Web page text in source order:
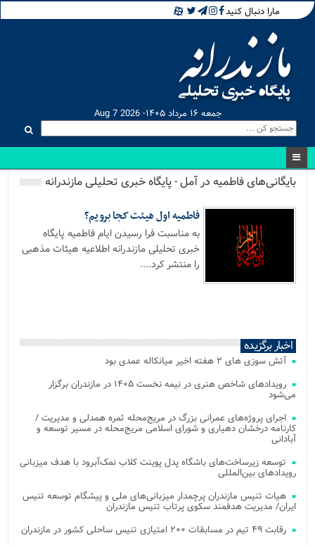
مارا دنبال کنید
جمعه ۱۶ مرداد ۱۴۰۵- Aug 7 2026
بایگانی‌های فاطمیه در آمل - پایگاه خبری تحلیلی مازندرانه
فاطمیه اول هیئت کجا برویم؟
به مناسبت فرا رسیدن ایام فاطمیه پایگاه
خبری تحلیلی مازندرانه اطلاعیه هیئات مذهبی
را منتشر کرد....
اخبار برگزیده
آتش‌ سوزی‌ های ۲ هفته اخیر میانکاله عمدی بود
رویدادهای شاخص هنری در نیمه نخست ۱۴۰۵ در مازندران برگزار
می‌شود
اجرای پروژه‌های عمرانی بزرگ در مریج‌محله ثمره همدلی و مدیریت /
کارنامه درخشان دهیاری و شورای اسلامی مریج‌محله در مسیر توسعه و
آبادانی
توسعه زیرساخت‌های باشگاه پدل پوینت کلاب نمک‌آبرود با هدف میزبانی
رویدادهای بین‌المللی
هیات تنیس مازندران پرچمدار میزبانی‌های ملی و پیشگام توسعه تنیس
ایران/ مدیریت هدفمند سکوی پرتاب تنیس مازندران
رقابت ۴۹ تیم در مسابقات ۲۰۰ امتیازی تنیس ساحلی کشور در مازندران